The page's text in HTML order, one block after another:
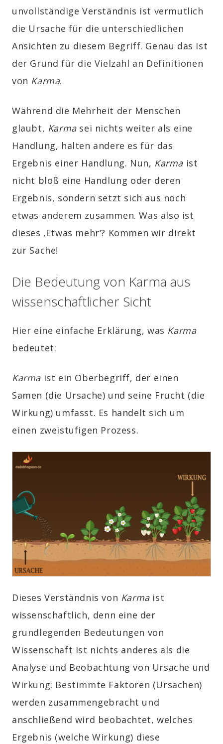
unvollständige Verständnis ist vermutlich
die Ursache für die unterschiedlichen
Ansichten zu diesem Begriff. Genau das ist
der Grund für die Vielzahl an Definitionen
von Karma.
Während die Mehrheit der Menschen
glaubt, Karmasei nichts weiter als eine
Handlung, halten andere es für das
Ergebnis einer Handlung. Nun, Karma ist
nicht bloß eine Handlung oder deren
Ergebnis, sondern setzt sich aus noch
etwas anderem zusammen. Was also ist
dieses ‚Etwas mehr‘? Kommen wir direkt
zur Sache!
Die Bedeutung von Karma aus
wissenschaftlicher Sicht
Hier eine einfache Erklärung, was Karma
bedeutet:
Karma ist ein Oberbegriff, der einen
Samen (die Ursache) und seine Frucht (die
Wirkung) umfasst. Es handelt sich um
einen zweistufigen Prozess.
Dieses Verständnis von Karmaist
wissenschaftlich, denn eine der
grundlegenden Bedeutungen von
Wissenschaft ist nichts anderes als die
Analyse und Beobachtung von Ursache und
Wirkung: Bestimmte Faktoren (Ursachen)
werden zusammengebracht und
anschließend wird beobachtet, welches
Ergebnis (welche Wirkung) diese